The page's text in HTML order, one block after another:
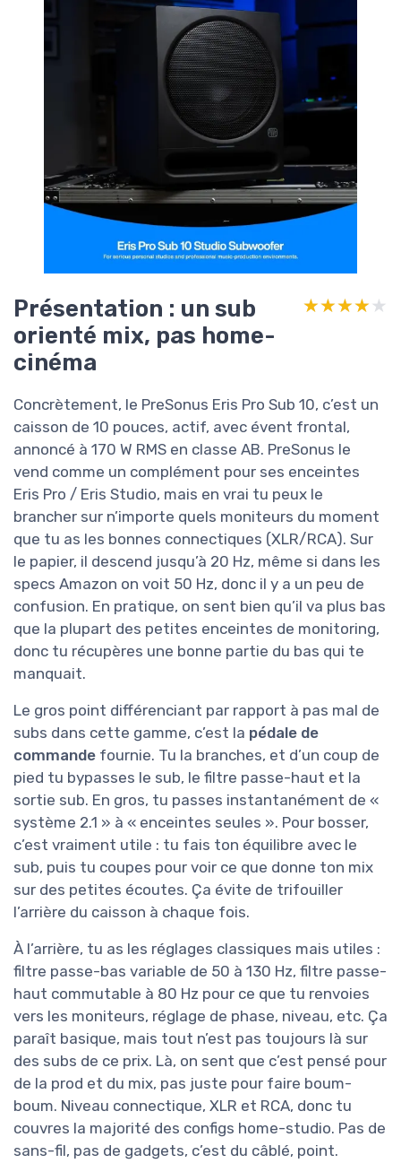
Présentation : un sub
orienté mix, pas home-
cinéma
★★★★★
★★★★★
Concrètement, le PreSonus Eris Pro Sub 10, c’est un
caisson de 10 pouces, actif, avec évent frontal,
annoncé à 170 W RMS en classe AB. PreSonus le
vend comme un complément pour ses enceintes
Eris Pro / Eris Studio, mais en vrai tu peux le
brancher sur n’importe quels moniteurs du moment
que tu as les bonnes connectiques (XLR/RCA). Sur
le papier, il descend jusqu’à 20 Hz, même si dans les
specs Amazon on voit 50 Hz, donc il y a un peu de
confusion. En pratique, on sent bien qu’il va plus bas
que la plupart des petites enceintes de monitoring,
donc tu récupères une bonne partie du bas qui te
manquait.
Le gros point différenciant par rapport à pas mal de
subs dans cette gamme, c’est la pédale de
commande fournie. Tu la branches, et d’un coup de
pied tu bypasses le sub, le filtre passe-haut et la
sortie sub. En gros, tu passes instantanément de «
système 2.1 » à « enceintes seules ». Pour bosser,
c’est vraiment utile : tu fais ton équilibre avec le
sub, puis tu coupes pour voir ce que donne ton mix
sur des petites écoutes. Ça évite de trifouiller
l’arrière du caisson à chaque fois.
À l’arrière, tu as les réglages classiques mais utiles :
filtre passe-bas variable de 50 à 130 Hz, filtre passe-
haut commutable à 80 Hz pour ce que tu renvoies
vers les moniteurs, réglage de phase, niveau, etc. Ça
paraît basique, mais tout n’est pas toujours là sur
des subs de ce prix. Là, on sent que c’est pensé pour
de la prod et du mix, pas juste pour faire boum-
boum. Niveau connectique, XLR et RCA, donc tu
couvres la majorité des configs home-studio. Pas de
sans-fil, pas de gadgets, c’est du câblé, point.